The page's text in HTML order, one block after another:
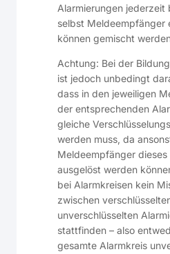
Alarmierungen jederzeit
selbst Meldeempfänger
können gemischt
Achtung: Bei der
ist jedoch unbedingt
dass in den jeweiligen
der entsprechenden
gleiche
werden muss, da
Meldeempfänger dieses
ausgelöst werden
bei Alarmkreisen kein
zwischen
unverschlüsselten
stattfinden – also
gesamte Alarmkreis